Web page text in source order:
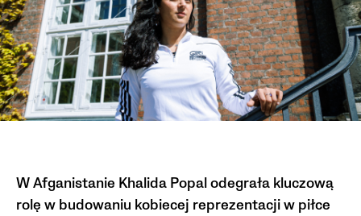
W Afganistanie Khalida Popal odegrała kluczową
rolę w budowaniu kobiecej reprezentacji w piłce